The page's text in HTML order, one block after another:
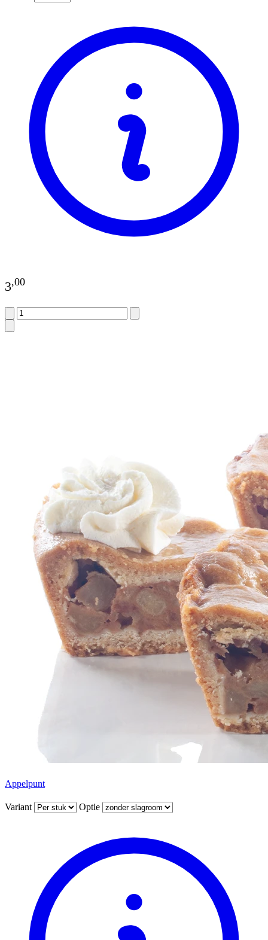
3,00
Appelpunt
Variant Optie